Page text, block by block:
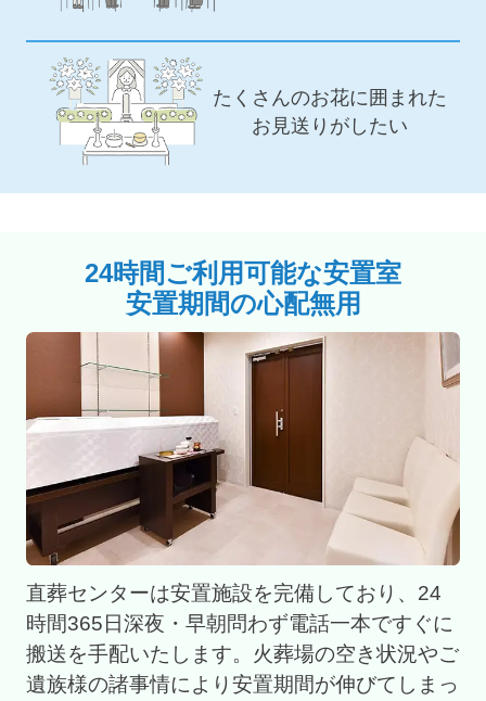
たくさんのお花に囲まれた
お見送りがしたい
24時間ご利用可能な安置室
安置期間の心配無用
直葬センターは安置施設を完備しており、24
時間365日深夜・早朝問わず電話一本ですぐに
搬送を手配いたします。火葬場の空き状況やご
遺族様の諸事情により安置期間が伸びてしまっ